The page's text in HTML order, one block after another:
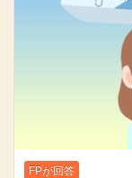
FPが回答